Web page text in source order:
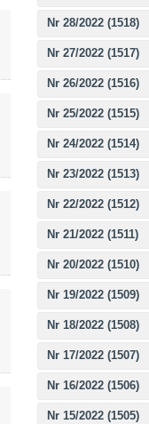
Nr 28/2022 (1518)
Nr 27/2022 (1517)
Nr 26/2022 (1516)
Nr 25/2022 (1515)
Nr 24/2022 (1514)
Nr 23/2022 (1513)
Nr 22/2022 (1512)
Nr 21/2022 (1511)
Nr 20/2022 (1510)
Nr 19/2022 (1509)
Nr 18/2022 (1508)
Nr 17/2022 (1507)
Nr 16/2022 (1506)
Nr 15/2022 (1505)